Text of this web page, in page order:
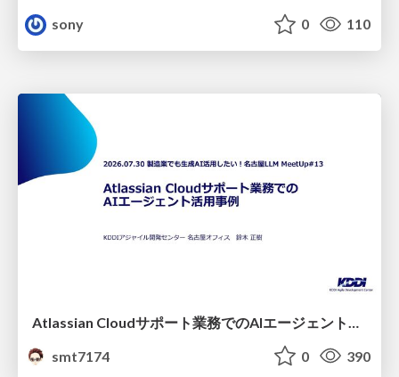
sony
0 110
smt7174
0 390